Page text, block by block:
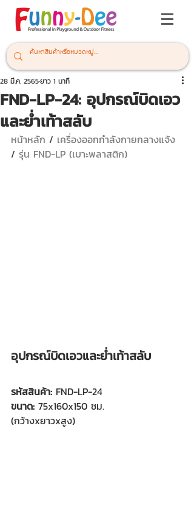
FND-LP-24: อุปกรณ์บิดเอว
และย่ำเท้าสลับ
28 มี.ค. 2565ยาว 1 นาที
หน้าหลัก / เครื่องออกกำลังกายกลางแจ้ง
/ รุ่น FND-LP (เบาะพลาสติก)
อุปกรณ์บิดเอวและย่ำเท้าสลับ
รหัสสินค้า: FND-LP-24
ขนาด: 75x160x150 ซม.
(กว้างxยาวxสูง)